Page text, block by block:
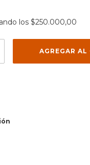
los $250.000,00